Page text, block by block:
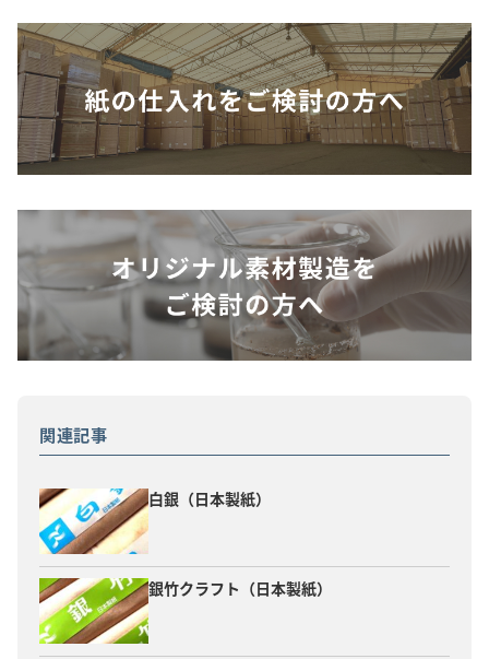
関連記事
白銀（日本製紙）
銀竹クラフト（日本製紙）